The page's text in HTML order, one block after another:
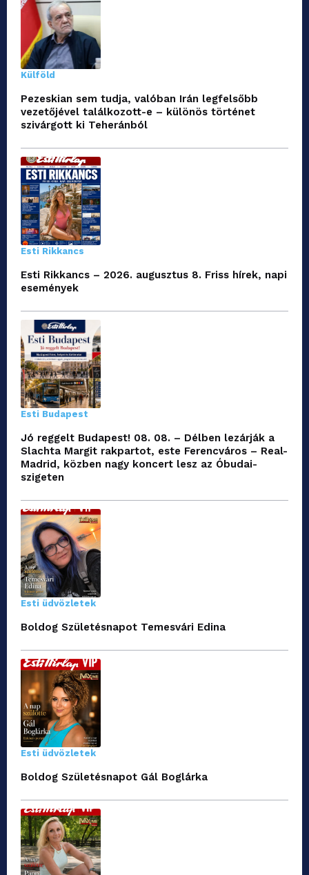
Külföld
Pezeskian sem tudja, valóban Irán legfelsőbb
vezetőjével találkozott-e – különös történet
szivárgott ki Teheránból
Esti Rikkancs
Esti Rikkancs – 2026. augusztus 8. Friss hírek, napi
események
Esti Budapest
Jó reggelt Budapest! 08. 08. – Délben lezárják a
Slachta Margit rakpartot, este Ferencváros – Real-
Madrid, közben nagy koncert lesz az Óbudai-
szigeten
Esti üdvözletek
Boldog Születésnapot Temesvári Edina
Esti üdvözletek
Boldog Születésnapot Gál Boglárka